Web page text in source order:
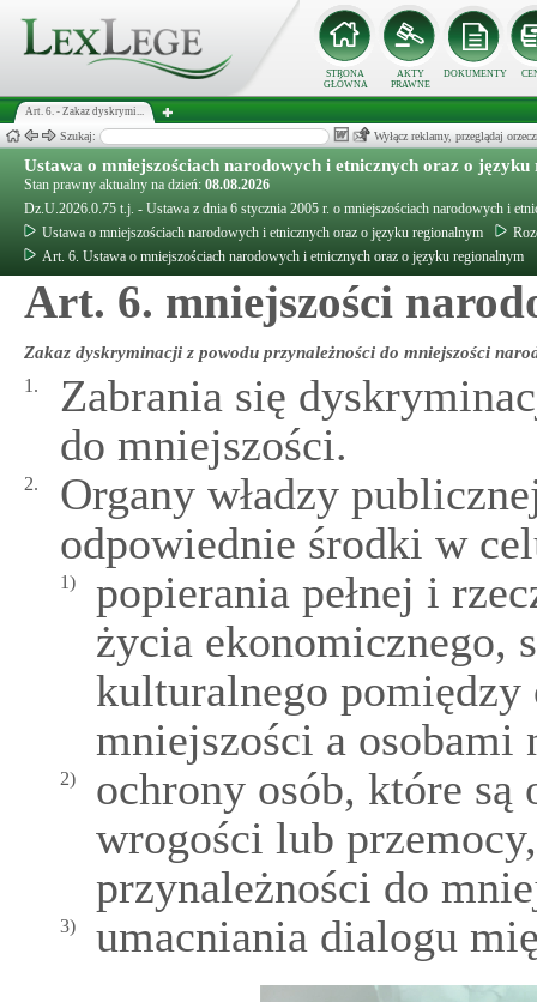
STRONA
GŁÓWNA
AKTY
PRAWNE
DOKUMENTY
Art. 6. - Zakaz dyskrymi...
Szukaj: Wyłącz reklamy, przeglądaj
Ustawa o mniejszościach narodowych i etnicznych oraz o
Stan prawny aktualny na dzień: 08.08.2026
Dz.U.2026.0.75 t.j. - Ustawa z dnia 6 stycznia 2005 r. o mniejszościach narodowych i
Ustawa o mniejszościach narodowych i etnicznych oraz o języku regionalnym
Art. 6. Ustawa o mniejszościach narodowych i etnicznych oraz o języku regionalnym
Art. 6. mniejszości
Zakaz dyskryminacji z powodu przynależności do mniejszości
1.
Zabrania się
do mniejszości.
2.
Organy władzy
odpowiednie środki w
1)
popierania pełnej i
życia ekonomicznego,
kulturalnego pomiędzy
mniejszości a osobami
2)
ochrony osób, które
wrogości lub
przynależności do
3) umacniania dialogu